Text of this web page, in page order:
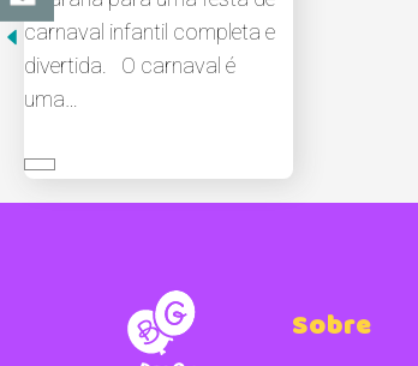
carnaval infantil completa e
divertida. O carnaval é
uma…
Sobre